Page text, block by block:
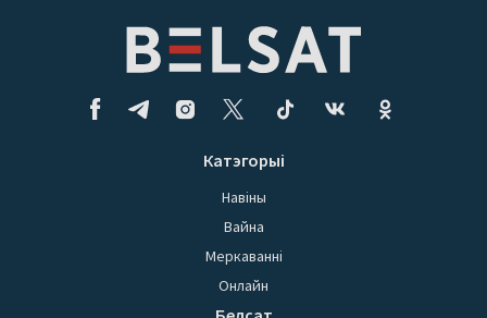
Катэгорыі
Навіны
Вайна
Меркаванні
Онлайн